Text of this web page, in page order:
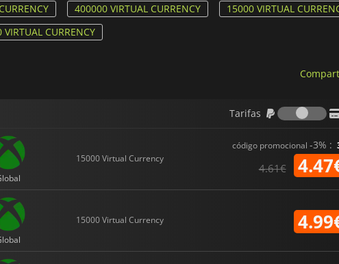
400000 VIRTUAL CURRENCY
15000 VIRTUAL
CURRENCY
Tarifas
15000 Virtual Currency
código promocional -3% :
4.61€
15000 Virtual Currency